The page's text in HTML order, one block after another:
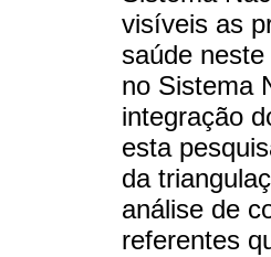
visíveis as
saúde
no Sistema
integração
esta
da
análise de
referentes